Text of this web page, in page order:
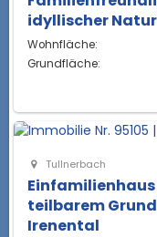
idyllischer
Wohnfläche:
Grundfläche:
Tullnerbach
teilbarem
Irenental